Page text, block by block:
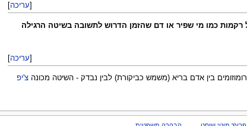
[עריכה]
מהירה (תוך 6-24 שעות) גם של רקמות כמו מי שפיר או דם שהזמן הדרוש לתשובה בשיטה הרגילה
[עריכה]
בין אדם בריא (משמש כביקורת) לבין נבדק - השיטה מכונה צ'יפ